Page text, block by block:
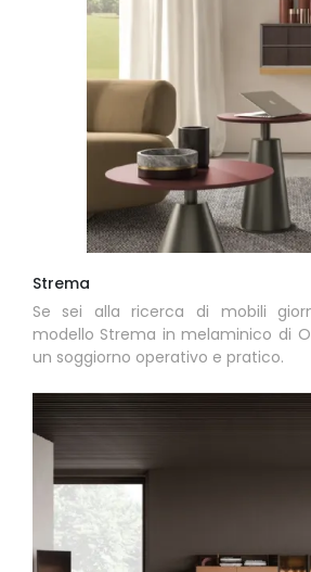
Strema
Se sei alla ricerca di mobili
modello Strema in melaminico di
un soggiorno operativo e pratico.